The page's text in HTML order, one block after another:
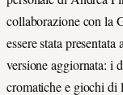
collaborazione con la
essere stata
versione aggiornata: i
cromatiche e giochi di